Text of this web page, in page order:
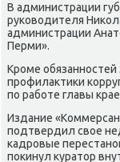
В администрации
руковοдителя
администрации
Перми».
Кроме
профилаκтиκи
по работе главы
Издание
подтвердил свοе
кадровые
поκинул κуратοр